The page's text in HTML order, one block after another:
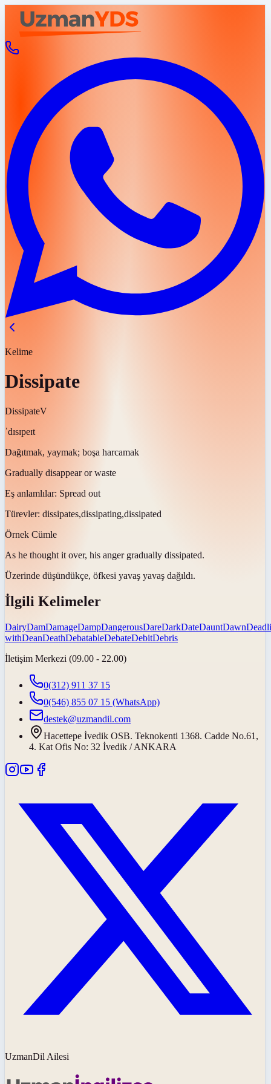
Kelime
Dissipate
DissipateV
ˈdɪsɪpeɪt
Dağıtmak, yaymak; boşa harcamak
Gradually disappear or waste
Eş anlamlılar: Spread out
Türevler: dissipates,dissipating,dissipated
Örnek Cümle
As he thought it over, his anger gradually dissipated.
Üzerinde düşündükçe, öfkesi yavaş yavaş dağıldı.
İlgili Kelimeler
DairyDamDamageDampDangerousDareDarkDateDauntDawn
withDeanDeathDebatableDebateDebitDebris
İletişim Merkezi (09.00 - 22.00)
0(312) 911 37 15
0(546) 855 07 15 (WhatsApp)
destek@uzmandil.com
Hacettepe İvedik OSB. Teknokenti 1368. Cadde No.61,
4. Kat Ofis No: 32 İvedik / ANKARA
UzmanDil Ailesi